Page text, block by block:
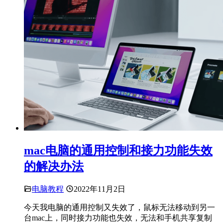
mac电脑的通用控制和接力功能失效
的解决办法
电脑教程 2022年11月2日
今天我电脑的通用控制又失效了，鼠标无法移动到另一
台mac上，同时接力功能也失效，无法和手机共享复制